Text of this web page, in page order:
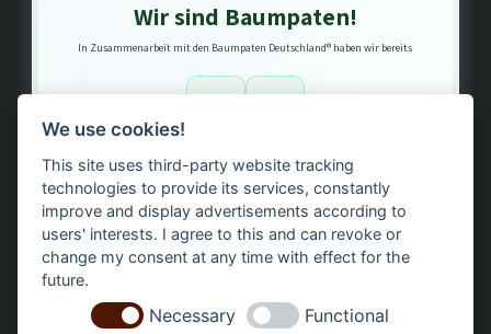
Wir sind Baumpaten!
In Zusammenarbeit mit den Baumpaten Deutschland® haben wir bereits
Bäume gepflanzt – regional, nachhaltig, transparent.
We use cookies!
This site uses third-party website tracking
technologies to provide its services, constantly
improve and display advertisements according to
users' interests. I agree to this and can revoke or
change my consent at any time with effect for the
future.
Necessary Functional